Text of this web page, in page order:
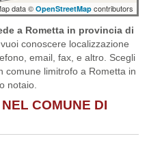
data ©OpenStreetMap contributors
a Rometta in provincia di
conoscere localizzazione
email, fax, e altro. Scegli
comune limitrofo a Rometta in
notaio.
COMUNE DI